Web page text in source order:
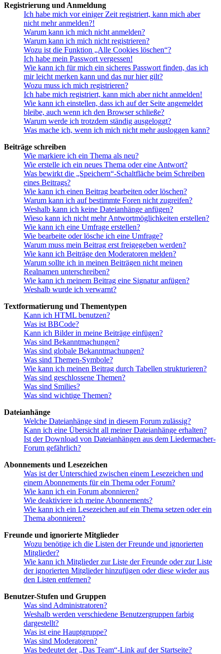
Registrierung und Anmeldung
Ich habe mich vor einiger Zeit registriert, kann mich aber
nicht mehr anmelden?!
Warum kann ich mich nicht anmelden?
Warum kann ich mich nicht registrieren?
Wozu ist die Funktion „Alle Cookies löschen“?
Ich habe mein Passwort vergessen!
Wie kann ich für mich ein sicheres Passwort finden, das ich
mir leicht merken kann und das nur hier gilt?
Wozu muss ich mich registrieren?
Ich habe mich registriert, kann mich aber nicht anmelden!
Wie kann ich einstellen, dass ich auf der Seite angemeldet
bleibe, auch wenn ich den Browser schließe?
Warum werde ich trotzdem ständig ausgeloggt?
Was mache ich, wenn ich mich nicht mehr ausloggen kann?
Beiträge schreiben
Wie markiere ich ein Thema als neu?
Wie erstelle ich ein neues Thema oder eine Antwort?
Was bewirkt die „Speichern“-Schaltfläche beim Schreiben
eines Beitrags?
Wie kann ich einen Beitrag bearbeiten oder löschen?
Warum kann ich auf bestimmte Foren nicht zugreifen?
Weshalb kann ich keine Dateianhänge anfügen?
Wieso kann ich nicht mehr Antwortmöglichkeiten erstellen?
Wie kann ich eine Umfrage erstellen?
Wie bearbeite oder lösche ich eine Umfrage?
Warum muss mein Beitrag erst freigegeben werden?
Wie kann ich Beiträge den Moderatoren melden?
Warum sollte ich in meinen Beiträgen nicht meinen
Realnamen unterschreiben?
Wie kann ich meinem Beitrag eine Signatur anfügen?
Weshalb wurde ich verwarnt?
Textformatierung und Thementypen
Kann ich HTML benutzen?
Was ist BBCode?
Kann ich Bilder in meine Beiträge einfügen?
Was sind Bekanntmachungen?
Was sind globale Bekanntmachungen?
Was sind Themen-Symbole?
Wie kann ich meinen Beitrag durch Tabellen strukturieren?
Was sind geschlossene Themen?
Was sind Smilies?
Was sind wichtige Themen?
Dateianhänge
Welche Dateianhänge sind in diesem Forum zulässig?
Kann ich eine Übersicht all meiner Dateianhänge erhalten?
Ist der Download von Dateianhängen aus dem Liedermacher-
Forum gefährlich?
Abonnements und Lesezeichen
Was ist der Unterschied zwischen einem Lesezeichen und
einem Abonnements für ein Thema oder Forum?
Wie kann ich ein Forum abonnieren?
Wie deaktiviere ich meine Abonnements?
Wie kann ich ein Lesezeichen auf ein Thema setzen oder ein
Thema abonnieren?
Freunde und ignorierte Mitglieder
Wozu benötige ich die Listen der Freunde und ignorierten
Mitglieder?
Wie kann ich Mitglieder zur Liste der Freunde oder zur Liste
der ignorierten Mitglieder hinzufügen oder diese wieder aus
den Listen entfernen?
Benutzer-Stufen und Gruppen
Was sind Administratoren?
Weshalb werden verschiedene Benutzergruppen farbig
dargestellt?
Was ist eine Hauptgruppe?
Was sind Moderatoren?
Was bedeutet der „Das Team“-Link auf der Startseite?